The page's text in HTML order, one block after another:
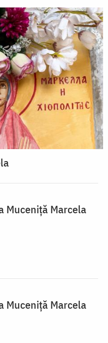
Muceniță Marcela
Muceniță Marcela